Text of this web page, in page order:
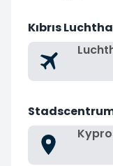
Kıbrıs